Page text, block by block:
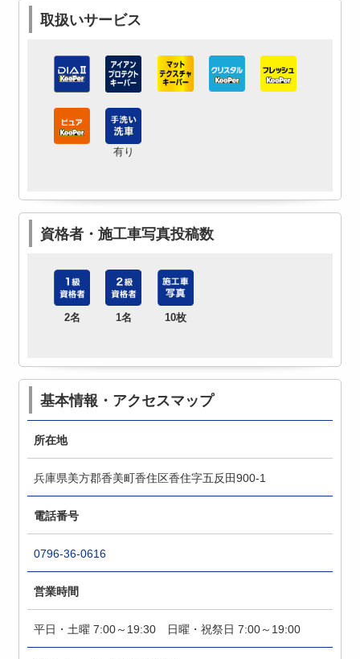
取扱いサービス
有り
資格者・施工車写真投稿数
2名 1名 10枚
基本情報・アクセスマップ
所在地
兵庫県美方郡香美町香住区香住字五反田900-1
電話番号
0796-36-0616
営業時間
平日・土曜 7:00～19:30 日曜・祝祭日 7:00～19:00